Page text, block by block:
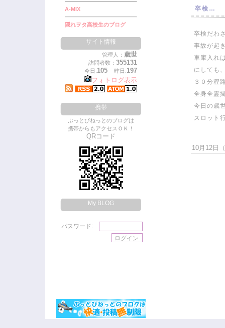
A-MIX
隠れヲタ高校生のブログ
サイト情報
管理人： 歳世
訪問者数： 355131
今日:105 昨日:197
フォトログ表示
携帯
ぶっとびねっとのブログは
携帯からもアクセスＯＫ！
QRコード
My BLOG
パスワード:
卒検…
卒検だわ
事故が起
車庫入れ
にしても
３０分程
全身全霊
今日の歳
スロット
10月12日